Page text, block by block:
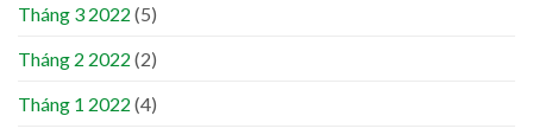
Tháng 3 2022 (5)
Tháng 2 2022 (2)
Tháng 1 2022 (4)